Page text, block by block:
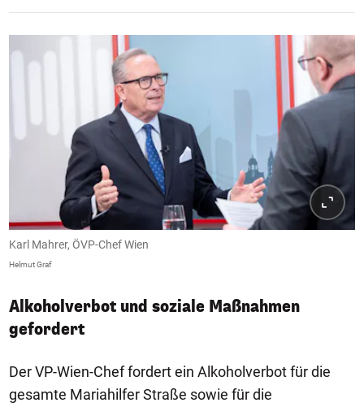
Karl Mahrer, ÖVP-Chef Wien
Helmut Graf
Alkoholverbot und soziale Maßnahmen
gefordert
Der VP-Wien-Chef fordert ein Alkoholverbot für die
gesamte Mariahilfer Straße sowie für die